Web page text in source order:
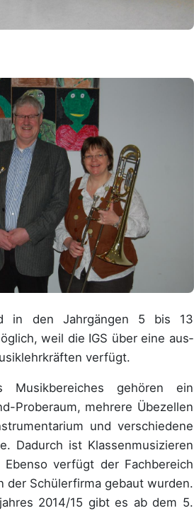
in den Jahrgängen 5 bis 13
weil die IGS über eine aus­
verfügt.
Musikbereiches gehören ein
Proberaum, mehrere Übezellen
und verschiedene
Dadurch ist Klassenmusizieren
verfügt der Fachbereich
der Schülerfirma gebaut wurden.
2014/15 gibt es ab dem 5.